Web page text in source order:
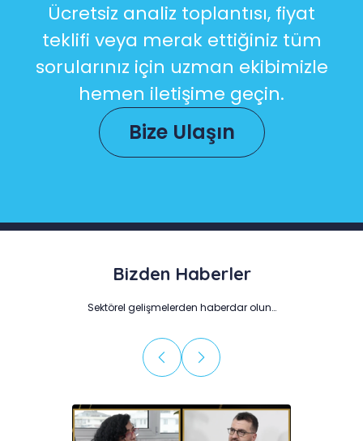
Ücretsiz analiz toplantısı, fiyat
teklifi veya merak ettiğiniz tüm
sorularınız için uzman ekibimizle
hemen iletişime geçin.
Bize Ulaşın
Bizden Haberler
Sektörel gelişmelerden haberdar olun…